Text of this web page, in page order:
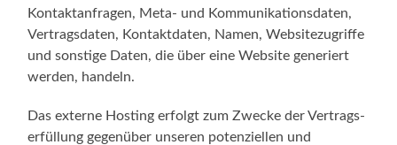
Kon­takt­an­fra­gen, Meta- und Kom­mu­ni­ka­ti­ons­da­ten,
Ver­trags­da­ten, Kon­takt­da­ten, Namen, Web­site­zu­grif­fe
und sons­ti­ge Daten, die über eine Web­site gene­riert
wer­den, handeln.
Das exter­ne Hos­ting erfolgt zum Zwe­cke der Ver­trags­
er­fül­lung gegen­über unse­ren poten­zi­el­len und